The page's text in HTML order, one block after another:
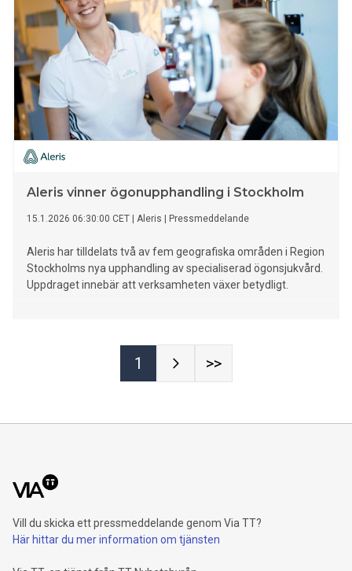
Aleris vinner ögonupphandling i Stockholm
15.1.2026 06:30:00 CET Aleris Pressmeddelande
Aleris har tilldelats två av fem geografiska områden i Region
Stockholms nya upphandling av specialiserad ögonsjukvård.
Uppdraget innebär att verksamheten växer betydligt.
1 >>
Vill du skicka ett pressmeddelande genom Via TT?
Här hittar du mer information om tjänsten